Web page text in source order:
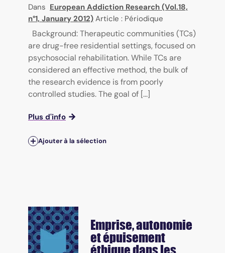
Dans European Addiction Research (Vol.18,
n°1, January 2012) Article : Périodique
Background: Therapeutic communities (TCs)
are drug-free residential settings, focused on
psychosocial rehabilitation. While TCs are
considered an effective method, the bulk of
the research evidence is from poorly
controlled studies. The goal of [...]
Plus d'info
Ajouter à la sélection
Emprise, autonomie
et épuisement
éthique dans les